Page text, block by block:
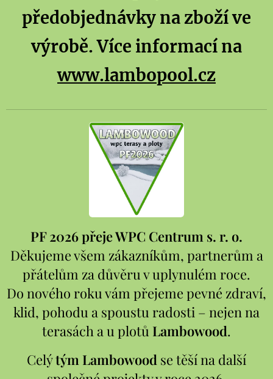
předobjednávky na zboží ve
výrobě. Více informací na
www.lambopool.cz
PF 2026 přeje WPC Centrum s. r. o.
Děkujeme všem zákazníkům, partnerům a
přátelům za důvěru v uplynulém roce.
Do nového roku vám přejeme pevné zdraví,
klid, pohodu a spoustu radosti – nejen na
terasách a u plotů Lambowood.
Celýtým Lambowood se těší na další